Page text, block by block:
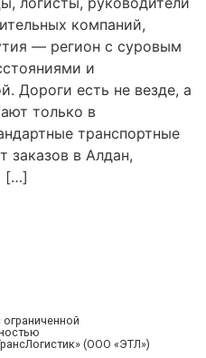
компаний,
— регион с суровым
и
Дороги есть не везде, а
только в
транспортные
заказов в Алдан,
[…]
(ООО «ЭТЛ»)